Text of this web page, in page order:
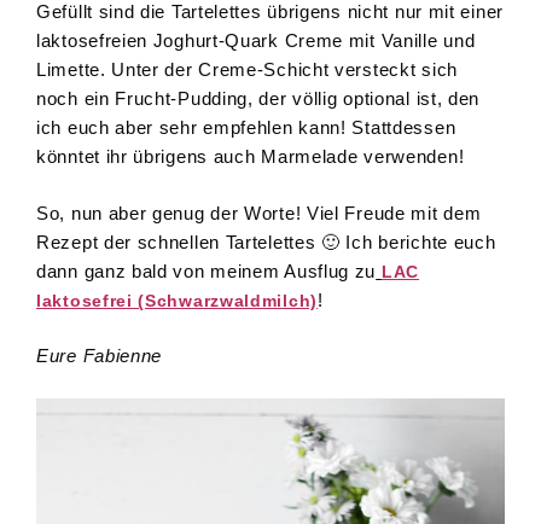
Gefüllt sind die Tartelettes übrigens nicht nur mit einer
laktosefreien Joghurt-Quark Creme mit Vanille und
Limette. Unter der Creme-Schicht versteckt sich
noch ein Frucht-Pudding, der völlig optional ist, den
ich euch aber sehr empfehlen kann! Stattdessen
könntet ihr übrigens auch Marmelade verwenden!
So, nun aber genug der Worte! Viel Freude mit dem
Rezept der schnellen Tartelettes 🙂 Ich berichte euch
dann ganz bald von meinem Ausflug zu LAC
laktosefrei (Schwarzwaldmilch)!
Eure Fabienne